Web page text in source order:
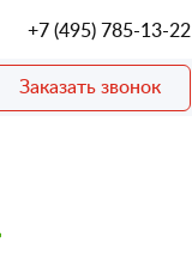
+7 (495) 785-13-22
Заказать звонок